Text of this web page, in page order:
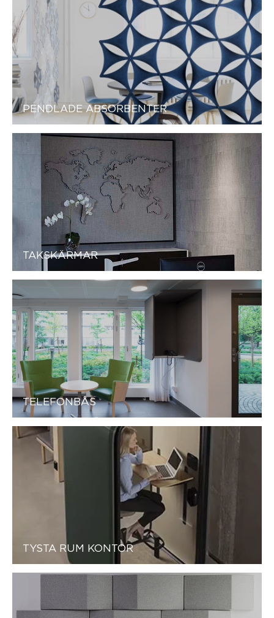
PENDLADE ABSORBENTER
TAKSKÄRMAR
TELEFONBÅS
TYSTA RUM KONTOR